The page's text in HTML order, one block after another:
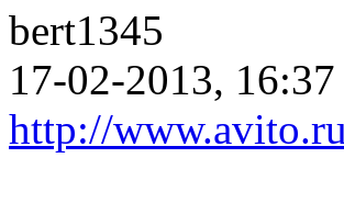
bert1345
17-02-2013, 16:37
http://